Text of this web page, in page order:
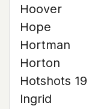
Hoover
Hope
Hortman
Horton
Hotshots 19
Ingrid